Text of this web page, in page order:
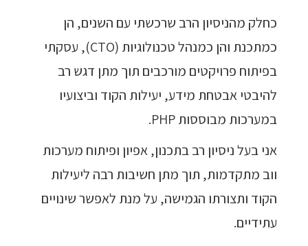
כחלק מהניסיון הרב שרכשתי עם השנים, הן
כמתכנת והן כמנהל טכנולוגיות (CTO), עסקתי
בפיתוח פרויקטים מורכבים תוך מתן דגש רב
להיבטי אבטחת מידע, יעילות הקוד וביצועיו
במערכות מבוססות PHP.
אני בעל ניסיון רב בתכנון, אפיון ופיתוח מערכות
ווב מתקדמות, תוך מתן חשיבות רבה ליעילות
הקוד ותצורתו הגמישה, על מנת לאפשר שינויים
עתידיים.